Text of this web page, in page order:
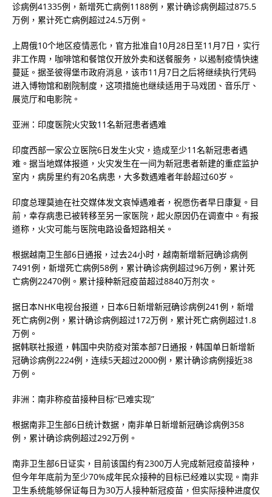
诊病例41335例，新增死亡病例1188例，累计确诊病例超过875.5
万例，累计死亡病例超过24.5万例。
上周俄10个地区疫情恶化，官方批准自10月28日至11月7日，实行
非工作周，咖啡馆和餐馆仅开放外卖和送餐服务，以遏制疫情快速
蔓延。据圣彼得堡市政府消息，该市11月7日之后将继续执行凭码
进入博物馆和剧院制度，这项措施也继续适用于马戏团、音乐厅、
展览厅和电影院。
亚洲：印度医院火灾致11名新冠患者遇难
印度西部一家公立医院6日发生火灾，造成至少11名新冠患者遇
难。据当地媒体报道，火灾发生在一间为新冠患者新建的重症监护
室内，病房里约有20名病患，大多数遇难者年龄超过60岁。
印度总理莫迪在社交媒体发文哀悼遇难者，祝愿伤者早日康复。目
前，幸存病患已被转移至另一家医院，起火原因仍在调查中。有报
道称，火灾可能与医院电路设备短路相关。
根据越南卫生部6日通报，过去24小时，越南新增新冠确诊病例
7491例，新增死亡病例58例，累计确诊病例超过96万例，累计死
亡病例22470例。累计接种新冠疫苗超过8840万剂次。
据日本NHK电视台报道，日本6日新增新冠确诊病例241例，新增
死亡病例2例，累计确诊病例超过172万例，累计死亡病例超过1.8
万例。
据韩联社报道，韩国中央防疫对策本部7日通报，韩国单日新增新
冠确诊病例2224例，连续5天超过2000例，累计确诊病例接近38
万例。
非洲：南非称疫苗接种目标“已难实现”
根据南非卫生部6日统计数据，南非单日新增新冠确诊病例358
例，累计确诊病例超过292万例。
南非卫生部6日证实，目前该国约有2300万人完成新冠疫苗接种，
但今年年底前为至少70%成年民众接种的目标已经难以实现。南非
卫生系统能够保证每日为30万人接种新冠疫苗，但实际接种进度仅